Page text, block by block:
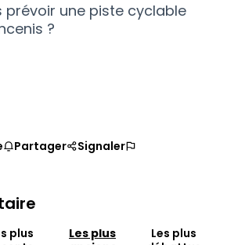
prévoir une piste cyclable
?
Partager Signaler
plus
Les plus
Les plus